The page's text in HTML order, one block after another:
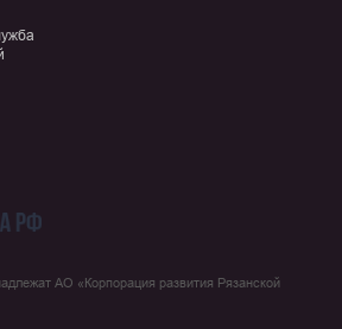
АО «Корпорация развития Рязанской